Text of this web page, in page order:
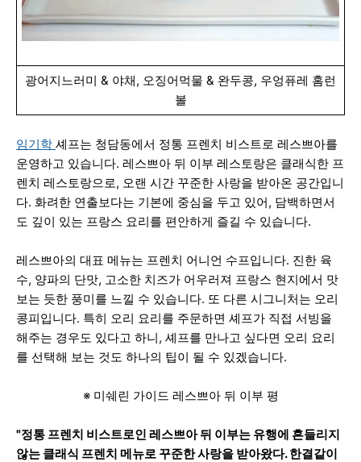
광어지느러미 & 야채, 오징어먹물 & 완두콩, 우엉퓨레 홈런
볼
임기학 셰프는 청담동에서 정통 프렌치 비스트로 레스쁘아를
운영하고 있습니다. 레스쁘아 뒤 이부 레스토랑은 클래식한 프
렌치 레스토랑으로, 오랜 시간 꾸준한 사랑을 받아온 공간입니
다. 화려한 연출보다는 기본에 중심을 두고 있어, 담백하면서
도 깊이 있는 프랑스 요리를 편안하게 즐길 수 있습니다.
레스쁘아의 대표 메뉴는 프렌치 어니언 수프입니다. 진한 육
수, 양파의 단맛, 고소한 치즈가 어우러져 프랑스 현지에서 맛
보는 듯한 풍미를 느낄 수 있습니다. 또 다른 시그니처는 오리
콩피입니다. 특히 오리 요리를 주문하면 셰프가 직접 서빙을
해주는 경우도 있다고 하니, 셰프를 만나고 싶다면 오리 요리
를 선택해 보는 것도 하나의 팁이 될 수 있겠습니다.
※ 미쉐린 가이드 레스쁘아 뒤 이부 평
"정통 프렌치 비스트로인 레스쁘아 뒤 이부는 유행에 흔들리지
않는 클래식 프렌치 메뉴로 꾸준한 사랑을 받아왔다. 한결같이